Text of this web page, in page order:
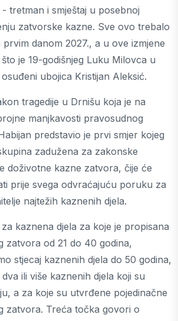
tretman i smještaj u posebnoj
zatvorske kazne. Sve ovo trebalo
danom 2027., a u ove izmjene
je 19-godišnjeg Luku Milovca u
ubojica Kristijan Aleksić.
tragedije u Drnišu koja je na
manjkavosti pravosudnog
predstavio je prvi smjer kojeg
zadužena za zakonske
doživotne kazne zatvora, čije će
prije svega odvraćajuću poruku za
najtežih kaznenih djela.
za kaznena djela za koje je propisana
zatvora od 21 do 40 godina,
stjecaj kaznenih djela do 50 godina,
ili više kaznenih djela koji su
a za koje su utvrđene pojedinačne
zatvora. Treća točka govori o